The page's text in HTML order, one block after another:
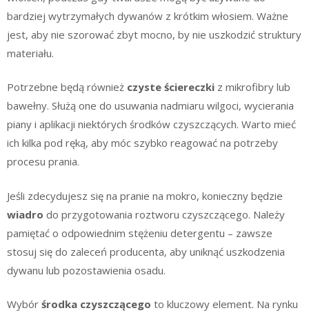
bardziej wytrzymałych dywanów z krótkim włosiem. Ważne
jest, aby nie szorować zbyt mocno, by nie uszkodzić struktury
materiału.
Potrzebne będą również czyste ściereczki z mikrofibry lub
bawełny. Służą one do usuwania nadmiaru wilgoci, wycierania
piany i aplikacji niektórych środków czyszczących. Warto mieć
ich kilka pod ręką, aby móc szybko reagować na potrzeby
procesu prania.
Jeśli zdecydujesz się na pranie na mokro, konieczny będzie
wiadro do przygotowania roztworu czyszczącego. Należy
pamiętać o odpowiednim stężeniu detergentu – zawsze
stosuj się do zaleceń producenta, aby uniknąć uszkodzenia
dywanu lub pozostawienia osadu.
Wybór środka czyszczącego to kluczowy element. Na rynku